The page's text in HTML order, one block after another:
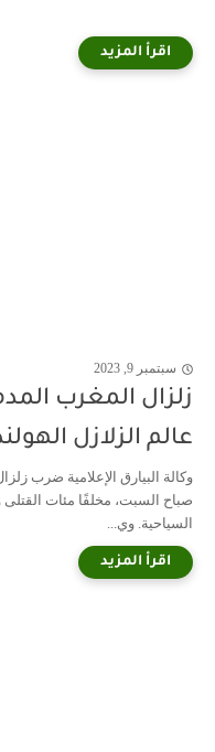
سبتمبر 9, 2023
زلزال المغرب
عالم الزلازل
صباح السبت، مخلفًا مئات
السياحية. وي...